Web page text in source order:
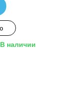
В наличии